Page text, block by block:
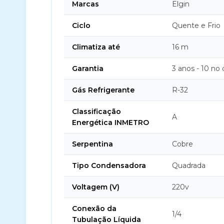
Marcas Elgin
Ciclo Quente e Frio
Climatiza até 16 m
Garantia 3 anos - 10 no
Gás Refrigerante R-32
Classificação
Energética INMETRO
A
Serpentina Cobre
Tipo Condensadora Quadrada
Voltagem (V) 220v
Conexão da
Tubulação Líquida
1/4